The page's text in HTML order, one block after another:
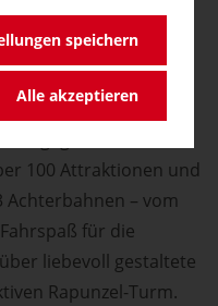
speichern
Alle akzeptieren
gegliedert,
100 Attraktionen und
Achterbahnen – vom
für die
liebevoll gestaltete
Rapunzel-Turm.